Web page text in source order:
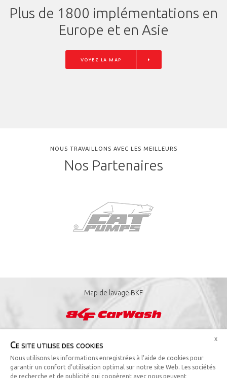
Plus de 1800 implémentations en
Europe et en Asie
VOYEZ LA MAP
NOUS TRAVAILLONS AVEC LES MEILLEURS
Nos Partenaires
Map de lavage BKF
Ce site utilise des cookies
Nous utilisons les informations enregistrées à l’aide de cookies pour
garantir un confort d’utilisation optimal sur notre site Web. Les sociétés
de recherche et de publicité qui coopèrent avec nous peuvent
x